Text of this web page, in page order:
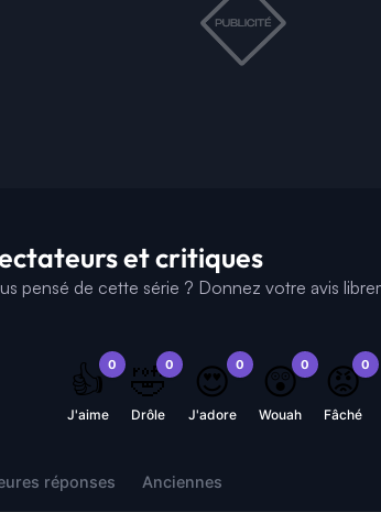
et critiques
pensé de cette série ? Donnez votre avis
0
👍
J'aime
0
🤣
Drôle
0
😍
J'adore
0
😲
Wouah
0
😡
Fâché
réponses Anciennes